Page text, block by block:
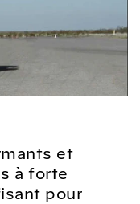
et
à forte
pour